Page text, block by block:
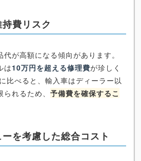
費リスク
が高額になる傾向があります。
は10万円を超える修理費が珍しく
比べると、輸入車はディーラー以
れるため、 予備費を確保するこ
を考慮した総合コスト